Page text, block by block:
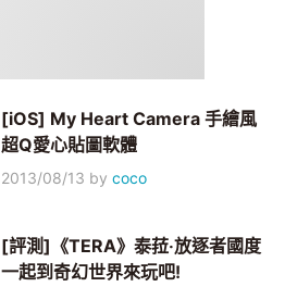
[iOS] My Heart Camera 手繪風
超Q愛心貼圖軟體
2013/08/13 bycoco
[評測]《TERA》泰菈‧放逐者國度
一起到奇幻世界來玩吧!